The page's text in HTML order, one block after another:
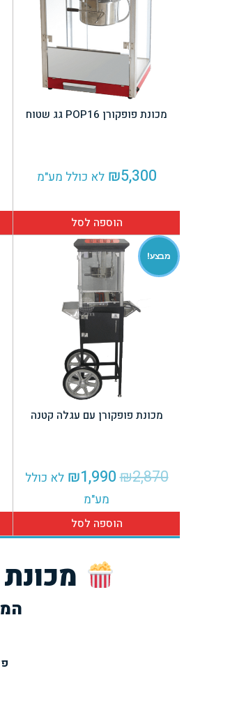
מכונת פופקורן POP16 גג שטוח
₪5,300 לא כולל מע"מ
הוספה לסל
מבצע!
מכונת פופקורן עם עגלה קטנה
₪2,870
המחיר
המקורי
היה:
₪2,870.
₪1,990
המחיר
₪1,990.
לא כולל
מע"מ
הוספה לסל